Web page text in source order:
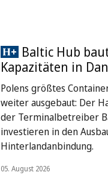
Baltic Hub
Kapazitäten in
Polens größtes
weiter ausgebaut: Der
der Terminalbetreiber
investieren in den
Hinterlandanbindung.
05. August 2026